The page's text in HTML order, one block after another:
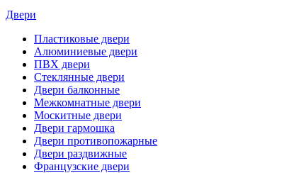
Двери
Пластиковые двери
Алюминиевые двери
ПВХ двери
Стеклянные двери
Двери балконные
Межкомнатные двери
Москитные двери
Двери гармошка
Двери противопожарные
Двери раздвижные
Французские двери